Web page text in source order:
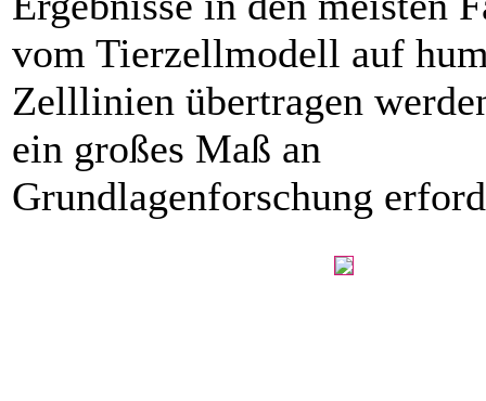
vom Tierzellmodell auf
Zelllinien übertragen
ein großes Maß an
Grundlagenforschung